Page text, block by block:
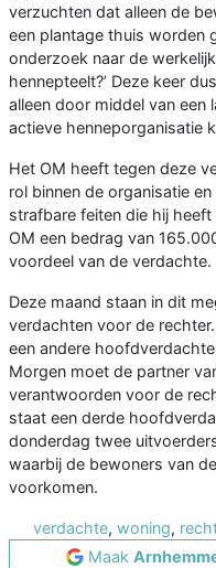
verzuchten dat alleen de
een plantage thuis worden
onderzoek naar de
hennepteelt?’ Deze keer
alleen door middel van een
actieve henneporganisatie
Het OM heeft tegen deze
rol binnen de organisatie
strafbare feiten die hij
OM een bedrag van
voordeel van de verdachte.
Deze maand staan in dit
verdachten voor de
een andere
Morgen moet de partner
verantwoorden voor de
staat een derde
donderdag twee
waarbij de bewoners van
voorkomen.
verdachte, woning,
Maak